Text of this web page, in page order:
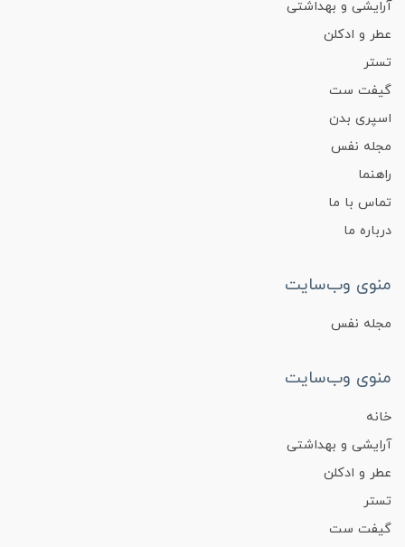
آرایشی و بهداشتی
عطر و ادکلن
تستر
گیفت ست
اسپری بدن
مجله نفس
راهنما
تماس با ما
درباره ما
منوی وب‌سایت
مجله نفس
منوی وب‌سایت
خانه
آرایشی و بهداشتی
عطر و ادکلن
تستر
گیفت ست